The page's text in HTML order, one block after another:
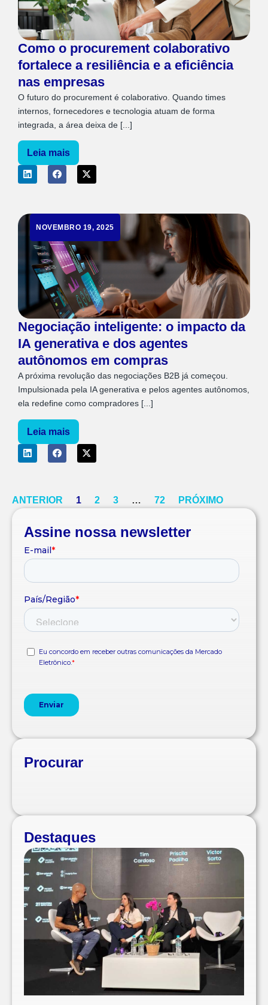
Como o procurement colaborativo
fortalece a resiliência e a eficiência
nas empresas
O futuro do procurement é colaborativo. Quando times
internos, fornecedores e tecnologia atuam de forma
integrada, a área deixa de [...]
Leia mais
NOVEMBRO 19, 2025
Negociação inteligente: o impacto da
IA generativa e dos agentes
autônomos em compras
A próxima revolução das negociações B2B já começou.
Impulsionada pela IA generativa e pelos agentes autônomos,
ela redefine como compradores [...]
Leia mais
ANTERIOR 1 2 3 … 72 PRÓXIMO
Assine nossa newsletter
Procurar
Destaques